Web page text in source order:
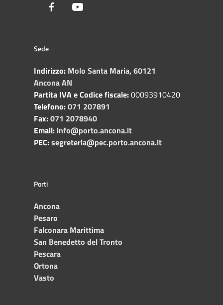
Facebook
Sede
Indirizzo: Molo Santa Maria, 60121
Ancona AN
Partita IVA e Codice fiscale:00093910420
Telefono:071 207891
Fax:071 2078940
Email: info@porto.ancona.it
PEC:segreteria@pec.porto.ancona.it
Porti
Ancona
Pesaro
Falconara Marittima
San Benedetto del Tronto
Pescara
Ortona
Vasto